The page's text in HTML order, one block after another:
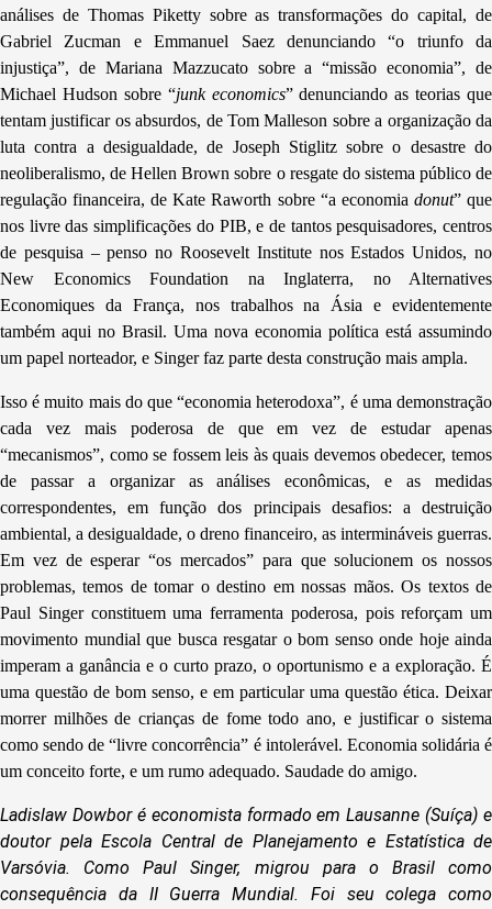
análises de Thomas Piketty sobre as transformações do capital, de
Gabriel Zucman e Emmanuel Saez denunciando “o triunfo da
injustiça”, de Mariana Mazzucato sobre a “missão economia”, de
Michael Hudson sobre “junk economics” denunciando as teorias que
tentam justificar os absurdos, de Tom Malleson sobre a organização da
luta contra a desigualdade, de Joseph Stiglitz sobre o desastre do
neoliberalismo, de Hellen Brown sobre o resgate do sistema público de
regulação financeira, de Kate Raworth sobre “a economia donut” que
nos livre das simplificações do PIB, e de tantos pesquisadores, centros
de pesquisa – penso no Roosevelt Institute nos Estados Unidos, no
New Economics Foundation na Inglaterra, no Alternatives
Economiques da França, nos trabalhos na Ásia e evidentemente
também aqui no Brasil. Uma nova economia política está assumindo
um papel norteador, e Singer faz parte desta construção mais ampla.
Isso é muito mais do que “economia heterodoxa”, é uma demonstração
cada vez mais poderosa de que em vez de estudar apenas
“mecanismos”, como se fossem leis às quais devemos obedecer, temos
de passar a organizar as análises econômicas, e as medidas
correspondentes, em função dos principais desafios: a destruição
ambiental, a desigualdade, o dreno financeiro, as intermináveis guerras.
Em vez de esperar “os mercados” para que solucionem os nossos
problemas, temos de tomar o destino em nossas mãos. Os textos de
Paul Singer constituem uma ferramenta poderosa, pois reforçam um
movimento mundial que busca resgatar o bom senso onde hoje ainda
imperam a ganância e o curto prazo, o oportunismo e a exploração. É
uma questão de bom senso, e em particular uma questão ética. Deixar
morrer milhões de crianças de fome todo ano, e justificar o sistema
como sendo de “livre concorrência” é intolerável. Economia solidária é
um conceito forte, e um rumo adequado. Saudade do amigo.
Ladislaw Dowbor é economista formado em Lausanne (Suíça) e
doutor pela Escola Central de Planejamento e Estatística de
Varsóvia. Como Paul Singer, migrou para o Brasil como
consequência da II Guerra Mundial. Foi seu colega como